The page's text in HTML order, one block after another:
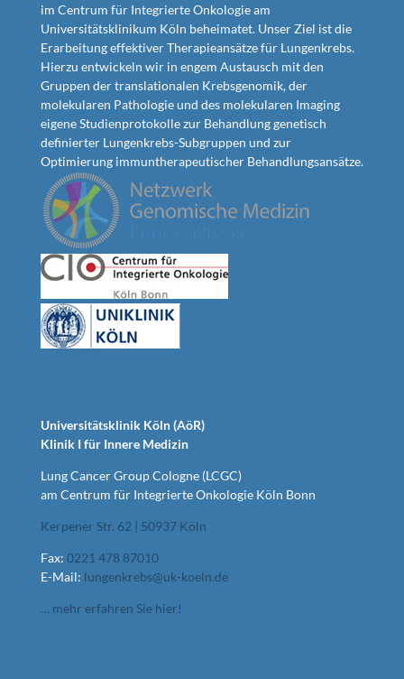
im Centrum für Integrierte Onkologie am
Universitätsklinikum Köln beheimatet. Unser Ziel ist die
Erarbeitung effektiver Therapieansätze für Lungenkrebs.
Hierzu entwickeln wir in engem Austausch mit den
Gruppen der translationalen Krebsgenomik, der
molekularen Pathologie und des molekularen Imaging
eigene Studienprotokolle zur Behandlung genetisch
definierter Lungenkrebs-Subgruppen und zur
Optimierung immuntherapeutischer Behandlungsansätze.
Universitätsklinik Köln (AöR)
Klinik I für Innere Medizin
Lung Cancer Group Cologne (LCGC)
am Centrum für Integrierte Onkologie Köln Bonn
Kerpener Str. 62 | 50937 Köln
Fax: 0221 478 87010
E-Mail: lungenkrebs@uk-koeln.de
… mehr erfahren Sie hier!